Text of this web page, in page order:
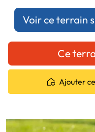
Voir ce terrain
Ce
Ajouter